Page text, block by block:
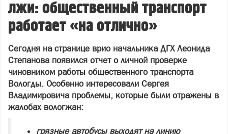
лжи: общественный транспорт
работает «на отлично»
Сегодня на странице врио начальника ДГХ Леонида
Степанова появился отчет о личной проверке
чиновником работы общественного транспорта
Вологды. Особенно интересовали Сергея
Владимировича проблемы, которые были отражены в
жалобах вологжан:
грязные автобусы выходят на линию